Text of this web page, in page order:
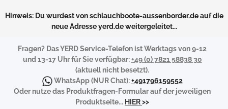
Hinweis: Du wurdest von schlauchboote-aussenborder.de auf die
neue Adresse yerd.de weitergeleitet...
Fragen? Das YERD Service-Telefon ist Werktags von 9-12
und 13-17 Uhr für Sie verfügbar:+49 (0) 7821 58838 30
(aktuell nicht besetzt).
WhatsApp(NUR Chat):+491796159552
Oder nutze das Produktfragen-Formular auf der jeweiligen
Produktseite... HIER>>